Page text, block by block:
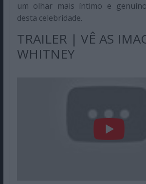
um olhar mais íntimo e
desta celebridade.
TRAILER | VÊ AS
WHITNEY